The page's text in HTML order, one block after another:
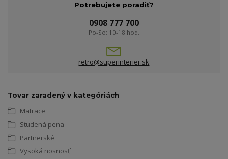
Potrebujete poradiť?
0908 777 700
Po-So: 10-18 hod.
retro@superinterier.sk
Tovar zaradený v kategóriách
Matrace
Studená pena
Partnerské
Vysoká nosnosť